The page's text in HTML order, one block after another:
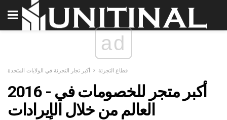
ad
قطاع التجزئة أكبر تجار التجزئة في الولايات المتحدة
2016 - أكبر متجر للخصومات في
العالم من خلال الإيرادات